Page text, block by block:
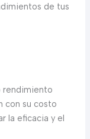
de tus
rendimiento
con su costo
la eficacia y el